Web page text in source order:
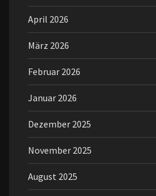
April 2026
März 2026
Februar 2026
Januar 2026
Dezember 2025
November 2025
August 2025